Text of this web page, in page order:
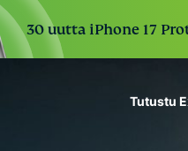
30 uutta iPhone 17
Tutustu